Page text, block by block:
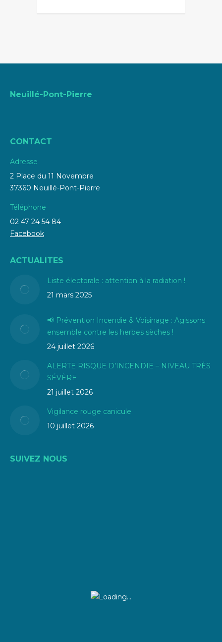
Neuillé-Pont-Pierre
CONTACT
Adresse
2 Place du 11 Novembre
37360 Neuillé-Pont-Pierre
Téléphone
02 47 24 54 84
Facebook
ACTUALITES
Liste électorale : attention à la radiation !
21 mars 2025
📢 Prévention Incendie & Voisinage : Agissons
ensemble contre les herbes sèches !
24 juillet 2026
ALERTE RISQUE D’INCENDIE – NIVEAU TRÈS
SÉVÈRE
21 juillet 2026
Vigilance rouge canicule
10 juillet 2026
SUIVEZ NOUS